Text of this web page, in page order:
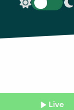
Live